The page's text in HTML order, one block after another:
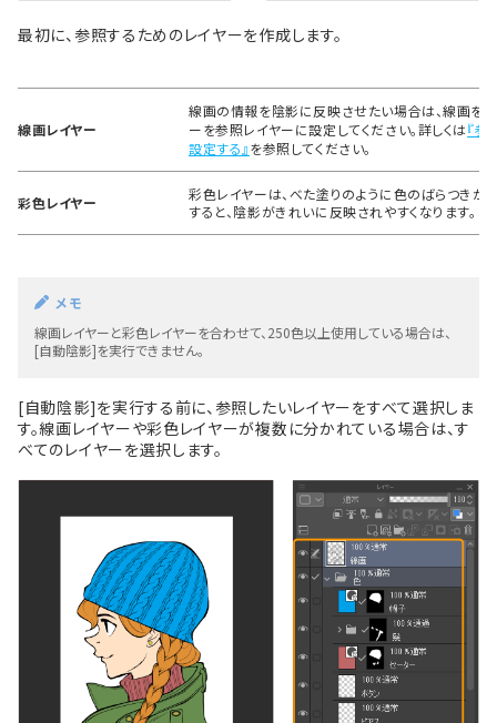
最初に、参照するためのレイヤーを作成します。
線画レイヤー
線画の情報を陰影に反映させたい場合は、線画を
ーを参照レイヤーに設定してください。詳しくは『参
設定する』を参照してください。
彩色レイヤー
彩色レイヤーは、べた塗りのように色のばらつきが
すると、陰影がきれいに反映されやすくなります。
メモ
線画レイヤーと彩色レイヤーを合わせて、250色以上使用している場合は、
[自動陰影]を実行できません。
[自動陰影]を実行する前に、参照したいレイヤーをすべて選択しま
す。線画レイヤーや彩色レイヤーが複数に分かれている場合は、す
べてのレイヤーを選択します。